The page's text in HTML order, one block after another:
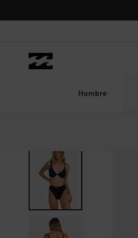
producto
Hombre